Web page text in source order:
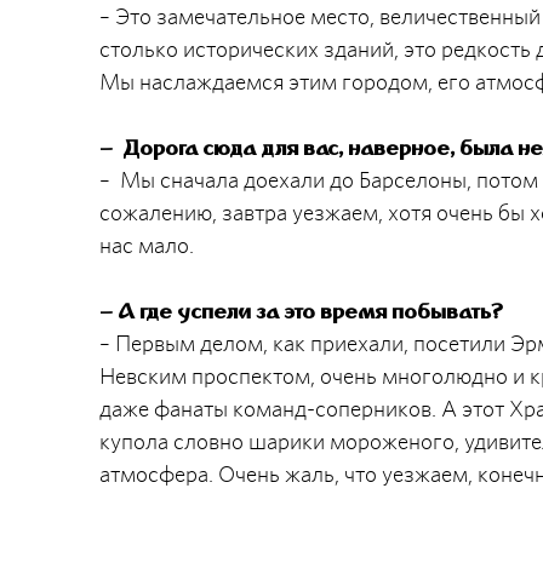
– Это замечательное место,
столько исторических зданий, это
Мы наслаждаемся этим городом, его
– Дорога сюда для вас, наверное, была
– Мы сначала доехали до Барселоны,
сожалению, завтра уезжаем, хотя очень бы
нас мало.
– А где успели за это время побывать?
– Первым делом, как приехали, посетили
Невским проспектом, очень многолюдно и
даже фанаты команд-соперников. А этот
купола словно шарики мороженого,
атмосфера. Очень жаль, что уезжаем,